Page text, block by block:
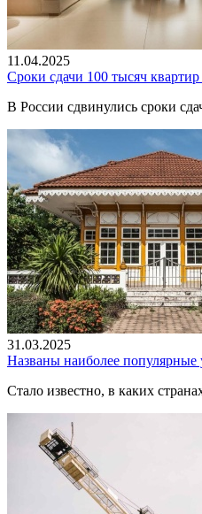
11.04.2025
Сроки сдачи 100 тысяч
В России сдвинулись сроки
31.03.2025
Названы наиболее
Стало известно, в каких